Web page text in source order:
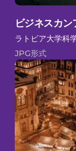
ビジネスカン
ラトビア大学科
JPG形式